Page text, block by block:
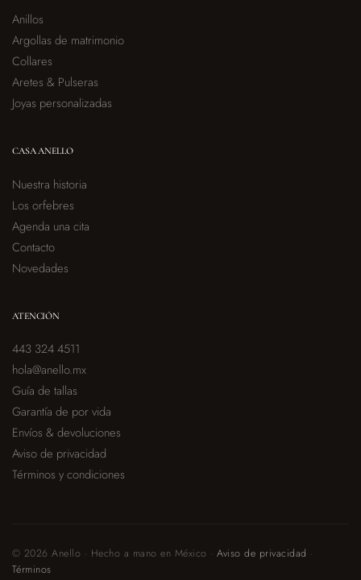
Anillos
Argollas de matrimonio
Collares
Aretes & Pulseras
Joyas personalizadas
CASA ANELLO
Nuestra historia
Los orfebres
Agenda una cita
Contacto
Novedades
ATENCIÓN
443 324 4511
hola@anello.mx
Guía de tallas
Garantía de por vida
Envíos & devoluciones
Aviso de privacidad
Términos y condiciones
© 2026 Anello · Hecho a mano en México ·Aviso de privacidad ·
Términos